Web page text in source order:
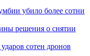
убило более сотни
решения о снятии
сотен дронов